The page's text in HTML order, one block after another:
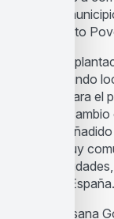
aquellos
ha expuesto
«Con la
más, el mundo
medidas para
contra el
aire», ha
medida muy
de 200
ahora en España.
Según Susana